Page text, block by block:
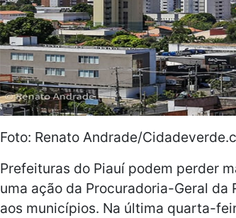
Foto: Renato Andrade/
Prefeituras do Piauí podem perder
uma ação da Procuradoria-Geral
aos municípios. Na última quarta-